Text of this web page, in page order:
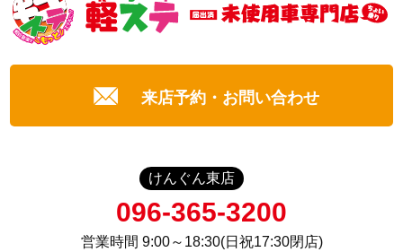
来店予約・お問い合わせ
けんぐん東店
096-365-3200
営業時間 9:00～18:30(日祝17:30閉店)